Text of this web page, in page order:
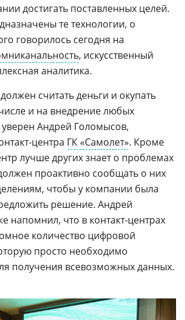
достигать поставленных целей.
те технологии, о
говорилось сегодня на
, искусственный
аналитика.
считать деньги и окупать
и на внедрение любых
Андрей Голомысов,
центра ГК «Самолет». Кроме
лучше других знает о проблемах
проактивно сообщать о них
чтобы у компании была
решение. Андрей
напомнил, что в контакт-центрах
количество цифровой
просто необходимо
получения всевозможных данных.